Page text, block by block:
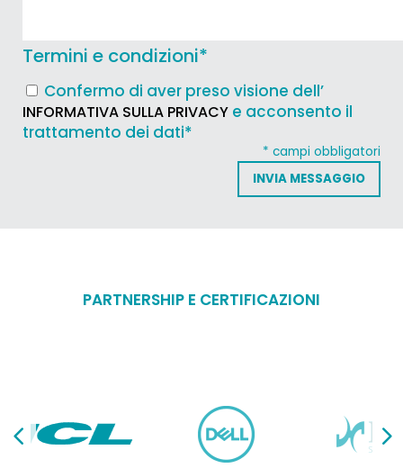
Termini e condizioni*
Confermo di aver preso visione dell’
INFORMATIVA SULLA PRIVACY e acconsento il
trattamento dei dati*
* campi obbligatori
PARTNERSHIP E CERTIFICAZIONI